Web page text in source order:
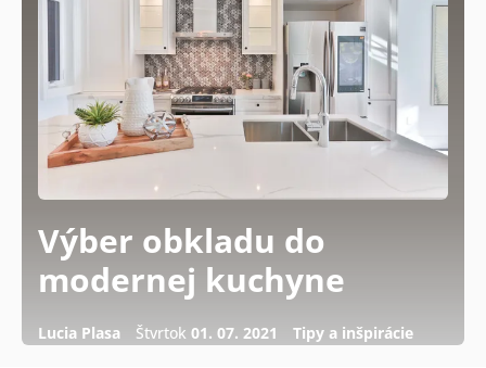
Výber obkladu do
modernej kuchyne
Lucia Plasa Štvrtok 01. 07. 2021 Tipy a inšpirácie